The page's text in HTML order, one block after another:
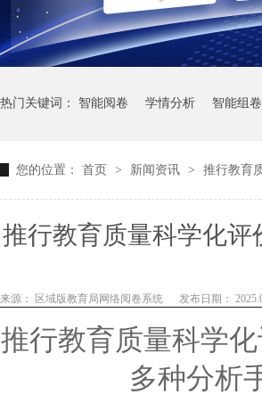
热门关键词： 智能阅卷 学情分析 智能组卷
您的位置： 首页 > 新闻资讯 > 推行教育
推行教育质量科学化
来源： 区域版教育局网络阅卷系统 发布日期：
推行教育质量科学
多种分析